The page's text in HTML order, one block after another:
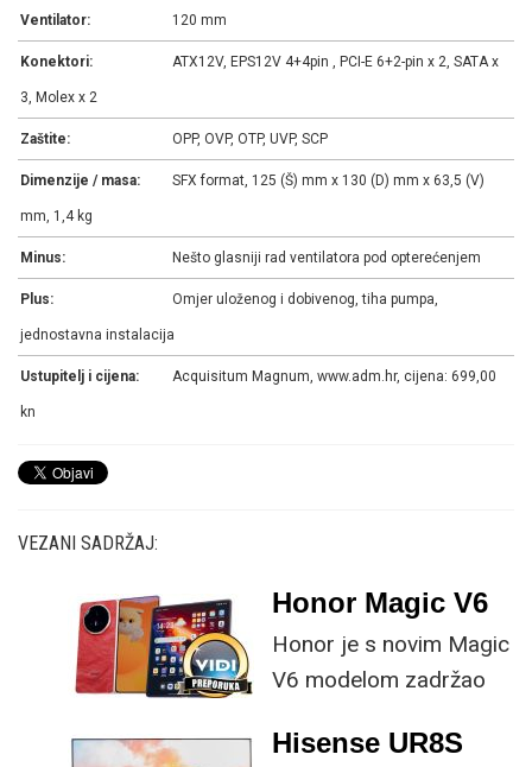
Ventilator: 120 mm
Konektori: ATX12V, EPS12V 4+4pin , PCI-E 6+2-pin x 2, SATA x
3, Molex x 2
Zaštite: OPP, OVP, OTP, UVP, SCP
Dimenzije / masa: SFX format, 125 (Š) mm x 130 (D) mm x 63,5 (V)
mm, 1,4 kg
Minus: Nešto glasniji rad ventilatora pod opterećenjem
Plus: Omjer uloženog i dobivenog, tiha pumpa,
jednostavna instalacija
Ustupitelj i cijena: Acquisitum Magnum, www.adm.hr, cijena: 699,00
kn
VEZANI SADRŽAJ:
Honor Magic V6
Honor je s novim Magic
V6 modelom zadržao
specifikacije, no
Hisense UR8S